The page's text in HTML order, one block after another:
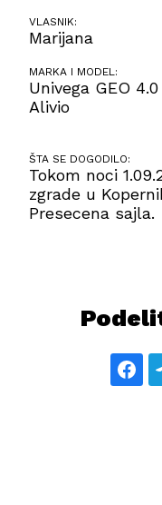
VLASNIK:
Marijana
MARKA I MODEL:
Univega GEO
Alivio
ŠTA SE DOGODILO:
Tokom noci
zgrade u
Presecena sajla.